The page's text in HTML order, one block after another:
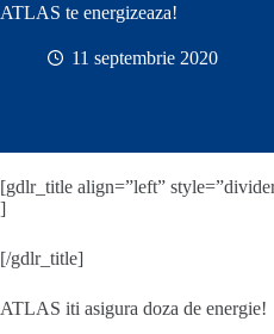
ATLAS te energizeaza!
11 septembrie 2020
[gdlr_title align=”left”
]
[/gdlr_title]
ATLAS iti asigura doza de energie!